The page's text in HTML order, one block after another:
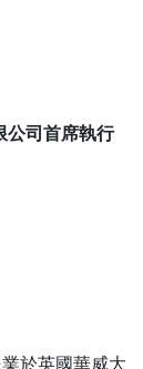
公司首席執行
於英國華威大